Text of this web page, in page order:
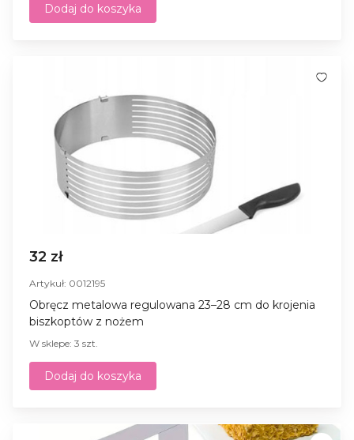
Dodaj do koszyka
32 zł
Artykuł: 0012195
Obręcz metalowa regulowana 23–28 cm do krojenia
biszkoptów z nożem
W sklepe: 3 szt.
Dodaj do koszyka